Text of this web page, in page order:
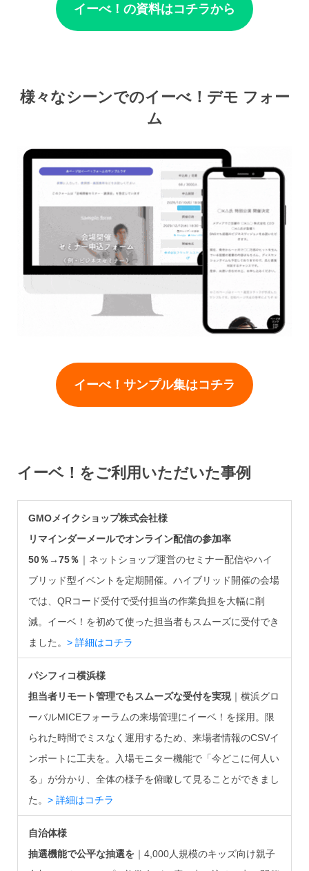
イーべ！の資料はコチラから
様々なシーンでのイーべ！デモ フォー
ム
イーべ！サンプル集はコチラ
イーベ！をご利用いただいた事例
GMOメイクショップ株式会社様
リマインダーメールでオンライン配信の参加率
50％→75％ ｜ネットショップ運営のセミナー配信やハイ
ブリッド型イベントを定期開催。ハイブリッド開催の会場
では、QRコード受付で受付担当の作業負担を大幅に削
減。イーベ！を初めて使った担当者もスムーズに受付でき
ました。 > 詳細はコチラ
パシフィコ横浜様
担当者リモート管理でもスムーズな受付を実現｜横浜グロ
ーバルMICEフォーラムの来場管理にイーベ！を採用。限
られた時間でミスなく運用するため、来場者情報のCSVイ
ンポートに工夫を。入場モニター機能で「今どこに何人い
る」が分かり、全体の様子を俯瞰して見ることができまし
た。 > 詳細はコチラ
自治体様
抽選機能で公平な抽選を｜4,000人規模のキッズ向け親子